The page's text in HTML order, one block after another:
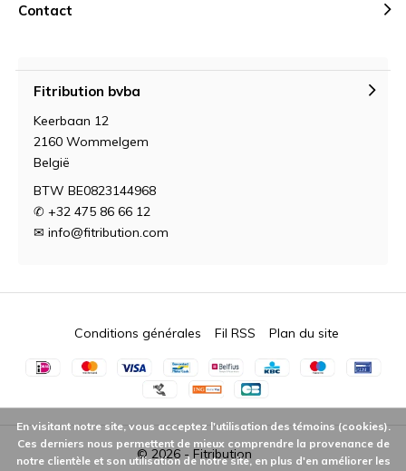
Contact
Fitribution bvba
Keerbaan 12
2160 Wommelgem
België
BTW BE0823144968
✆ +32 475 86 66 12
✉ info@fitribution.com
© 2026 - Fitribution
Conditions générales Fil RSS Plan du site
En visitant notre site, vous acceptez l'utilisation des témoins (cookies).
Ces derniers nous permettent de mieux comprendre la provenance de
notre clientèle et son utilisation de notre site, en plus d'en améliorer les